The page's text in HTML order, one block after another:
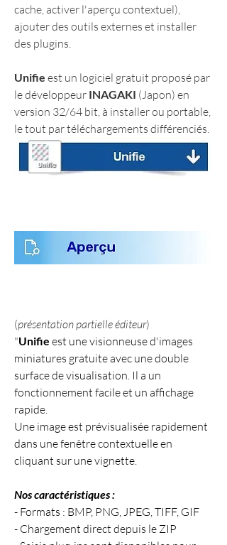
cache, activer l'aperçu contextuel),
ajouter des outils externes et installer
des plugins.
Unifie est un logiciel gratuit proposé par
le développeur INAGAKI (Japon) en
version 32/64 bit, à installer ou portable,
le tout par téléchargements différenciés.
(présentation partielle éditeur)
"Unifie est une visionneuse d'images
miniatures gratuite avec une double
surface de visualisation. Il a un
fonctionnement facile et un affichage
rapide.
Une image est prévisualisée rapidement
dans une fenêtre contextuelle en
cliquant sur une vignette.
Nos caractéristiques :
- Formats : BMP, PNG, JPEG, TIFF, GIF
- Chargement direct depuis le ZIP